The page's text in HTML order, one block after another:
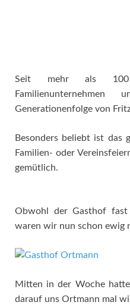
Seit mehr als 100
Generationenfolge von
Besonders beliebt ist das
Familien- oder
gemütlich.
Obwohl der Gasthof
waren wir nun schon ewig
Mitten in der Woche
darauf uns Ortmann mal